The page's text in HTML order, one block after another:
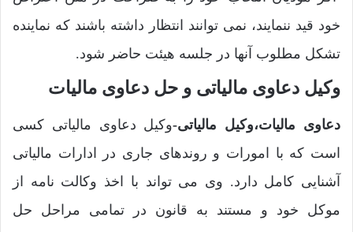
خود قید ننمایند، نمی توانند انتظار داشته باشند که نماینده
تشکل مطلوب آنها در جلسه هیئت حاضر شود.
وکیل دعاوی مالیاتی و حل دعاوی مالیات
دعاوی مالیات،وکیل مالیاتی-وکیل دعاوی مالیاتی کسی
است که با امورات و روندهای جاری در ادارات مالیاتی
آشنایی کامل دارد. وی می تواند با اخذ وکالت نامه از
موکل خود و مستند به قانون در تمامی مراحل حل